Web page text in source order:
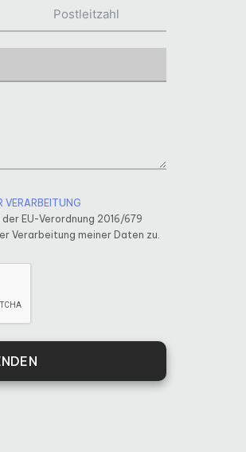
VERARBEITUNG
der EU-Verordnung 2016/679
Verarbeitung meiner Daten zu.